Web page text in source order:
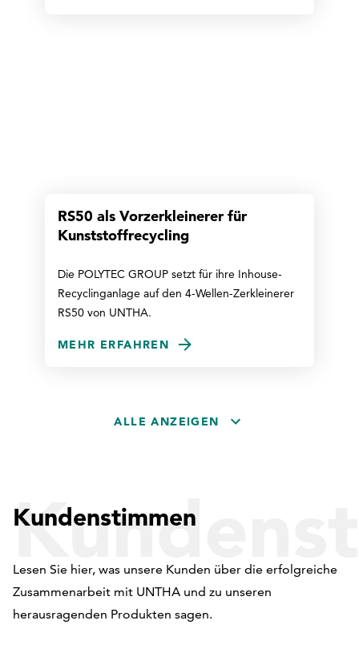
RS50 als Vorzerkleinerer für
Kunststoffrecycling
Die POLYTEC GROUP setzt für ihre Inhouse-
Recyclinganlage auf den 4-Wellen-Zerkleinerer
RS50 von UNTHA.
MEHR ERFAHREN
ALLE ANZEIGEN
Kundenstimmen
Lesen Sie hier, was unsere Kunden über die erfolgreiche
Zusammenarbeit mit UNTHA und zu unseren
herausragenden Produkten sagen.